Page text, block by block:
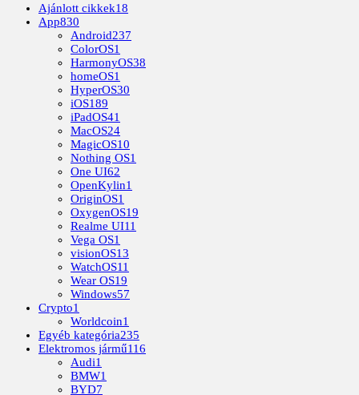
Ajánlott cikkek18
App830
Android237
ColorOS1
HarmonyOS38
homeOS1
HyperOS30
iOS189
iPadOS41
MacOS24
MagicOS10
Nothing OS1
One UI62
OpenKylin1
OriginOS1
OxygenOS19
Realme UI11
Vega OS1
visionOS13
WatchOS11
Wear OS19
Windows57
Crypto1
Worldcoin1
Egyéb kategória235
Elektromos jármű116
Audi1
BMW1
BYD7